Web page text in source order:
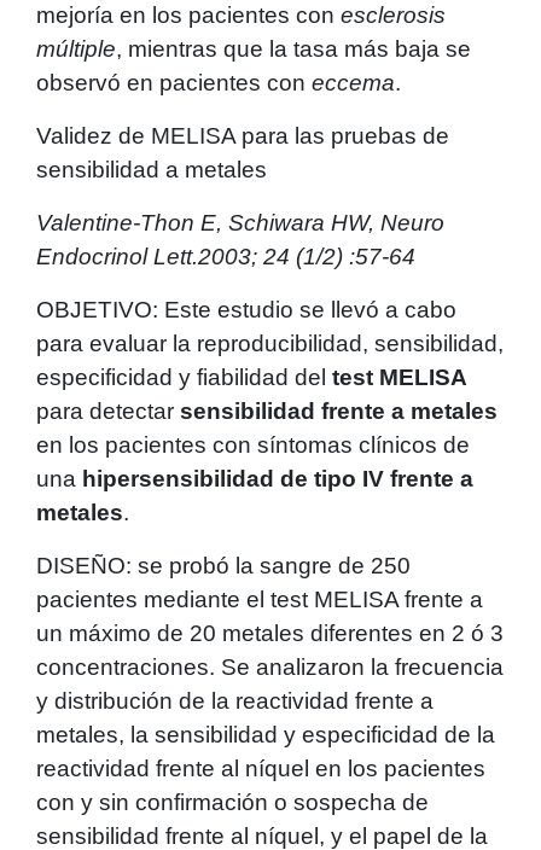
mejoría en los pacientes con esclerosis
múltiple, mientras que la tasa más baja se
observó en pacientes con eccema.
Validez de MELISA para las pruebas de
sensibilidad a metales
Valentine-Thon E, Schiwara HW, Neuro
Endocrinol Lett.2003; 24 (1/2) :57-64
OBJETIVO: Este estudio se llevó a cabo
para evaluar la reproducibilidad, sensibilidad,
especificidad y fiabilidad del test MELISA
para detectar sensibilidad frente a metales
en los pacientes con síntomas clínicos de
una hipersensibilidad de tipo IV frente a
metales.
DISEÑO: se probó la sangre de 250
pacientes mediante el test MELISA frente a
un máximo de 20 metales diferentes en 2 ó 3
concentraciones. Se analizaron la frecuencia
y distribución de la reactividad frente a
metales, la sensibilidad y especificidad de la
reactividad frente al níquel en los pacientes
con y sin confirmación o sospecha de
sensibilidad frente al níquel, y el papel de la